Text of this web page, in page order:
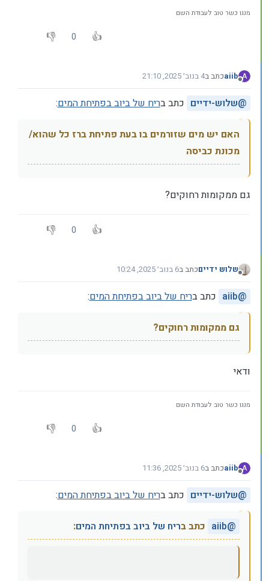
מנגו כשר טוב לעבודת השם
0
A
מנותק
aiibכתב ב4 בנוב׳ 2025, 21:10
נערך לאחרונה על ידי
@שלוש-ידיים כתב בריח של ביוב בפתיחת המים:
האם יש מים שזורמים בו בעת פתיחת ברז כל שהוא/
מכונת כביסה
גם ממקומות רחוקים?
0
מנותק
שלוש ידייםכתב ב6 בנוב׳ 2025, 10:24
נערך לאחרונה על ידי
@
aiib כתב בריח של ביוב בפתיחת המים:
גם ממקומות רחוקים?
ודאי
מנגו כשר טוב לעבודת השם
0
A
מנותק
aiibכתב ב6 בנוב׳ 2025, 11:36
נערך לאחרונה על ידי
@שלוש-ידיים כתב בריח של ביוב בפתיחת המים:
@
aiib כתב בריח של ביוב בפתיחת המים: